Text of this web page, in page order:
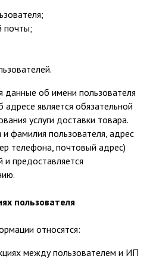
почты;
данные об имени пользователя
является обязательной
услуги доставки товара.
фамилия пользователя, адрес
телефона, почтовый адрес)
и предоставляется
пользователя
относятся:
между пользователем и ИП